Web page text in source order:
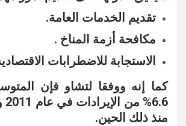
تقديم الخدمات العامة.
مكافحة أزمة المناخ .
الاستجابة للاضطرابات
كما إنه ووفقا لتشاو فإن
منذ ذلك الحين.